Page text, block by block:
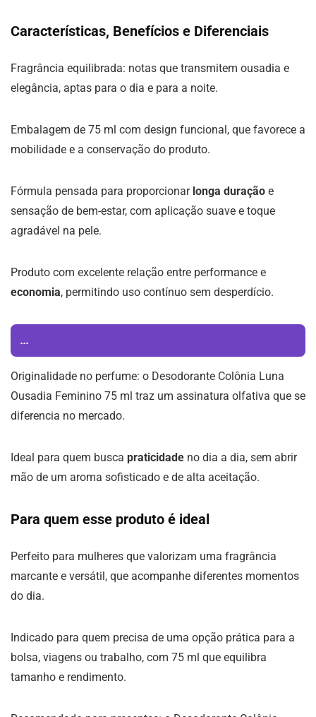
Características, Benefícios e Diferenciais
Fragrância equilibrada: notas que transmitem ousadia e
elegância, aptas para o dia e para a noite.
Embalagem de 75 ml com design funcional, que favorece a
mobilidade e a conservação do produto.
Fórmula pensada para proporcionar longa duração e
sensação de bem-estar, com aplicação suave e toque
agradável na pele.
Produto com excelente relação entre performance e
economia, permitindo uso contínuo sem desperdício.
...
Originalidade no perfume: o Desodorante Colônia Luna
Ousadia Feminino 75 ml traz um assinatura olfativa que se
diferencia no mercado.
Ideal para quem busca praticidade no dia a dia, sem abrir
mão de um aroma sofisticado e de alta aceitação.
Para quem esse produto é ideal
Perfeito para mulheres que valorizam uma fragrância
marcante e versátil, que acompanhe diferentes momentos
do dia.
Indicado para quem precisa de uma opção prática para a
bolsa, viagens ou trabalho, com 75 ml que equilibra
tamanho e rendimento.